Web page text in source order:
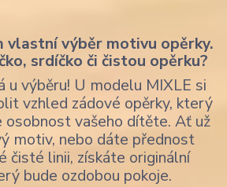
vlastní výběr motivu opěrky.
srdíčko či čistou opěrku?
u výběru! U modelu MIXLE si
vzhled zádové opěrky, který
osobnost vašeho dítěte. Ať už
motiv, nebo dáte přednost
čisté linii, získáte originální
bude ozdobou pokoje.